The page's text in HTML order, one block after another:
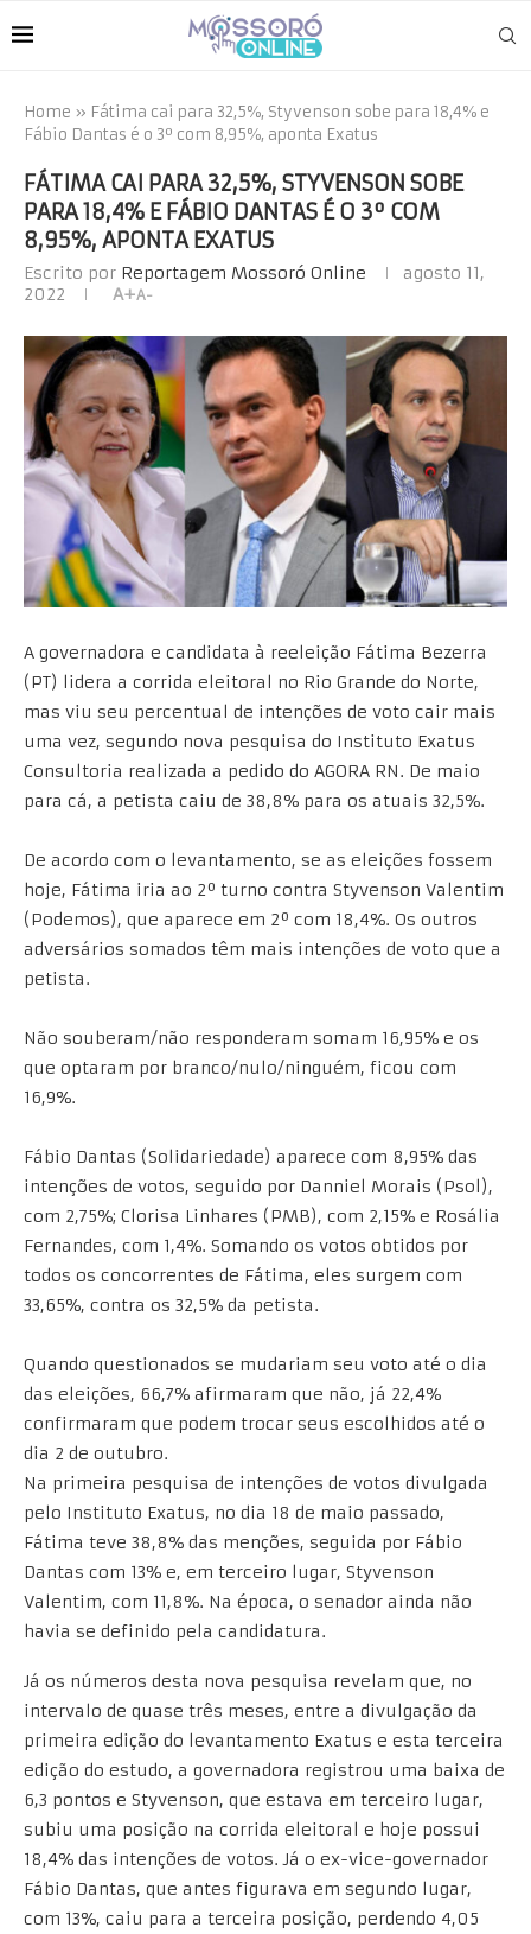
Home » Fátima cai para 32,5%, Styvenson sobe para 18,4% e
Fábio Dantas é o 3º com 8,95%, aponta Exatus
FÁTIMA CAI PARA 32,5%, STYVENSON SOBE
PARA 18,4% E FÁBIO DANTAS É O 3º COM
8,95%, APONTA EXATUS
Escrito por Reportagem Mossoró Online
agosto 11,
2022
A+A-
A governadora e candidata à reeleição Fátima Bezerra
(PT) lidera a corrida eleitoral no Rio Grande do Norte,
mas viu seu percentual de intenções de voto cair mais
uma vez, segundo nova pesquisa do Instituto Exatus
Consultoria realizada a pedido do AGORA RN. De maio
para cá, a petista caiu de 38,8% para os atuais 32,5%.
De acordo com o levantamento, se as eleições fossem
hoje, Fátima iria ao 2º turno contra Styvenson Valentim
(Podemos), que aparece em 2º com 18,4%. Os outros
adversários somados têm mais intenções de voto que a
petista.
Não souberam/não responderam somam 16,95% e os
que optaram por branco/nulo/ninguém, ficou com
16,9%.
Fábio Dantas (Solidariedade) aparece com 8,95% das
intenções de votos, seguido por Danniel Morais (Psol),
com 2,75%; Clorisa Linhares (PMB), com 2,15% e Rosália
Fernandes, com 1,4%. Somando os votos obtidos por
todos os concorrentes de Fátima, eles surgem com
33,65%, contra os 32,5% da petista.
Quando questionados se mudariam seu voto até o dia
das eleições, 66,7% afirmaram que não, já 22,4%
confirmaram que podem trocar seus escolhidos até o
dia 2 de outubro.
Na primeira pesquisa de intenções de votos divulgada
pelo Instituto Exatus, no dia 18 de maio passado,
Fátima teve 38,8% das menções, seguida por Fábio
Dantas com 13% e, em terceiro lugar, Styvenson
Valentim, com 11,8%. Na época, o senador ainda não
havia se definido pela candidatura.
Já os números desta nova pesquisa revelam que, no
intervalo de quase três meses, entre a divulgação da
primeira edição do levantamento Exatus e esta terceira
edição do estudo, a governadora registrou uma baixa de
6,3 pontos e Styvenson, que estava em terceiro lugar,
subiu uma posição na corrida eleitoral e hoje possui
18,4% das intenções de votos. Já o ex-vice-governador
Fábio Dantas, que antes figurava em segundo lugar,
com 13%, caiu para a terceira posição, perdendo 4,05